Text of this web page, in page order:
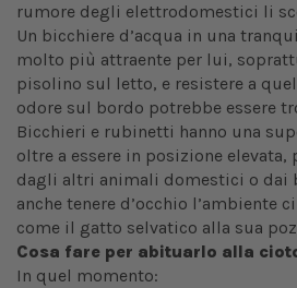
rumore degli elettrodomestici li
Un bicchiere d’acqua in una
molto più attraente per lui,
pisolino sul letto, e resistere a
odore sul bordo potrebbe essere
Bicchieri e rubinetti hanno una
oltre a essere in posizione
dagli altri animali domestici o dai
anche tenere d’occhio l’ambiente
come il gatto selvatico alla sua
Cosa fare per abituarlo alla
In quel momento: